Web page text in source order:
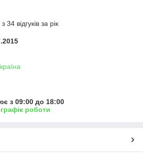
продукція преміум-класу за
своє ласощі
сушених овочів і фруктів
технологія сушіння
34 відгуків за рік
з 09:00 до 18:00
роботи